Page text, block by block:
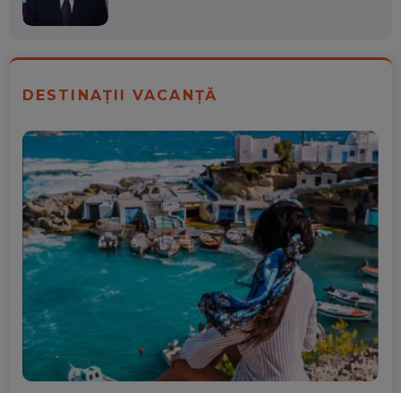
DESTINAȚII VACANȚĂ